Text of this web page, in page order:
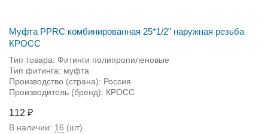
Муфта PPRC комбинированная 25*1/2" наружная резьба
КРОСС
Тип товара: Фитинги полипропиленовые
Тип фитинга: муфта
Производство (страна): Россия
Производитель (бренд): КРОСС
112 ₽
В наличии: 16 (шт)